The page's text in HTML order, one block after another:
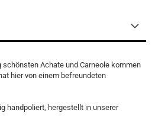
schönsten Achate und Carneole kommen
hier von einem befreundeten
handpoliert, hergestellt in unserer